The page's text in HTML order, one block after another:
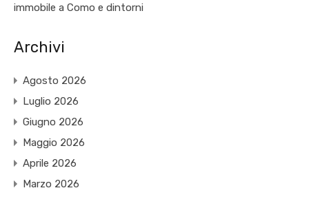
immobile a Como e dintorni
Archivi
Agosto 2026
Luglio 2026
Giugno 2026
Maggio 2026
Aprile 2026
Marzo 2026